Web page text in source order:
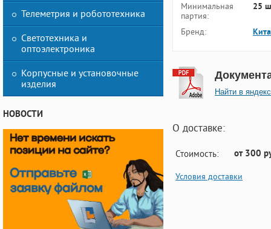
Телеметрия и робототехника
Светотехника и
оптоэлектроника
Корпусные и установочные
изделия
НОВОСТИ
Минимальная
партия:
25
Бренд:
Найти в яндекс
О доставке:
Стоимость: от 300
Условия доставки